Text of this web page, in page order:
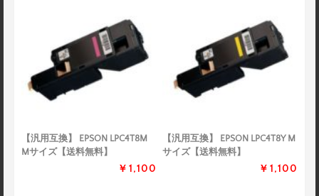
【汎用互換】 EPSON LPC4T8M
Mサイズ【送料無料】
￥1,100
【汎用互換】 EPSON LPC4T8Y M
サイズ【送料無料】
￥1,100